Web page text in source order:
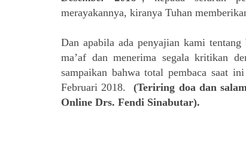
merayakannya, kiranya Tuhan
Dan apabila ada penyajian kami tentang
ma’af dan menerima segala kritikan
sampaikan bahwa total pembaca saat
Februari 2018.
(Teriring doa dan
Online Drs. Fendi Sinabutar).